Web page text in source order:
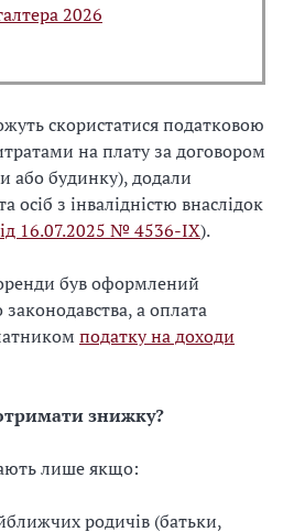
2026
скористатися податковою
на плату за договором
або будинку), додали
осіб з інвалідністю внаслідок
16.07.2025 № 4536-IX).
був оформлений
а оплата
податку на доходи
знижку?
лише якщо:
родичів (батьки,